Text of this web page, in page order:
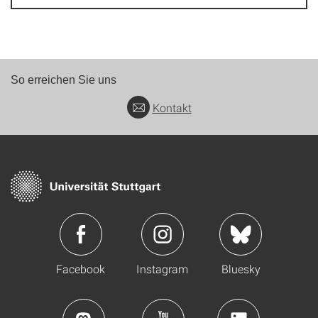
So erreichen Sie uns
Kontakt
Facebook Instagram Bluesky